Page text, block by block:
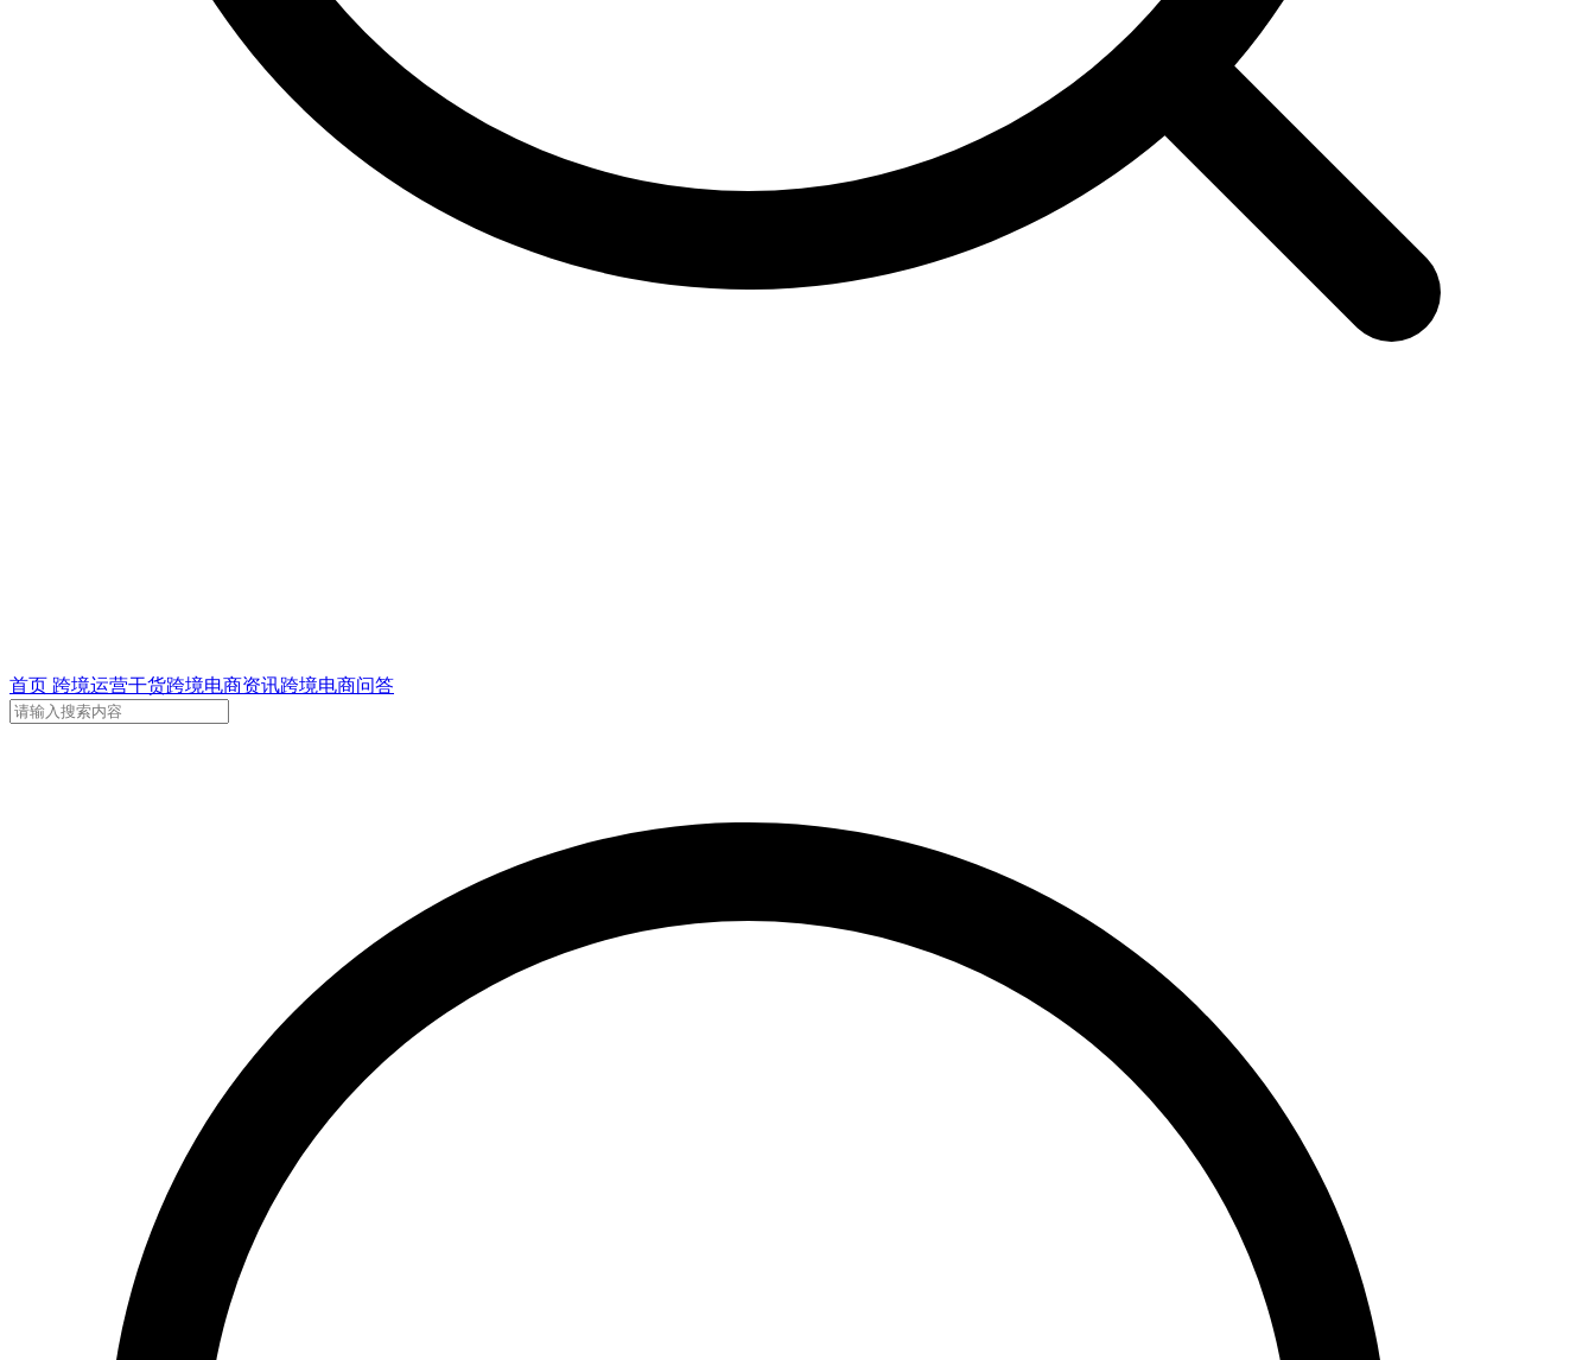
首页 跨境运营干货跨境电商资讯跨境电商问答